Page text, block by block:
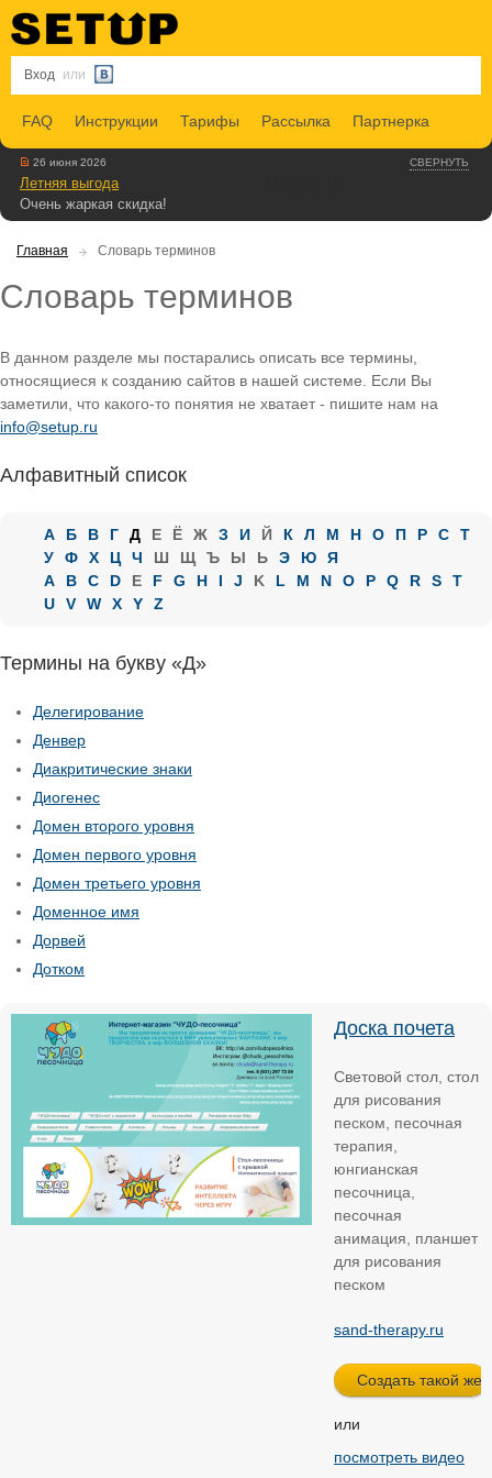
Вход или
FAQ Инструкции Тарифы Рассылка Партнерка
СВЕРНУТЬ
26 июня 2026
Летняя выгода
Очень жаркая скидка!
Главная Словарь терминов
Словарь терминов
В данном разделе мы постарались описать все термины,
относящиеся к созданию сайтов в нашей системе. Если Вы
заметили, что какого-то понятия не хватает - пишите нам на
info@setup.ru
Алфавитный список
А Б В Г Д Е Ё Ж З И Й К Л М Н О П Р С
Т
У
Ф Х Ц Ч Ш Щ Ъ Ы Ь Э Ю
Я
A
B C D E F G H I J K L M N O P Q R S
T
U
V W X Y Z
Термины на букву «Д»
Делегирование
Денвер
Диакритические знаки
Диогенес
Домен второго уровня
Домен первого уровня
Домен третьего уровня
Доменное имя
Дорвей
Дотком
Доска почета
Световой стол, стол
для рисования
песком, песочная
терапия,
юнгианская
песочница,
песочная
анимация, планшет
для рисования
песком
sand-therapy.ru
или
посмотреть видео